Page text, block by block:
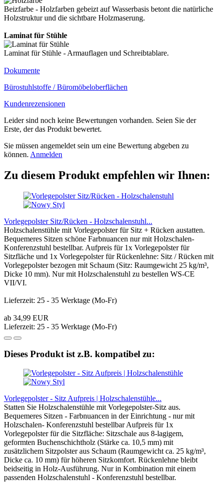
Beizfarbe - Holzfarben gebeizt auf Wasserbasis betont die natürliche
Holzstruktur und die sichtbare Holzmaserung.
Laminat für Stühle
Laminat für Stühle - Armauflagen und Schreibtablare.
Dokumente
Bürostuhlstoffe / Büromöbeloberflächen
Kundenrezensionen
Leider sind noch keine Bewertungen vorhanden. Seien Sie der
Erste, der das Produkt bewertet.
Sie müssen angemeldet sein um eine Bewertung abgeben zu
können. Anmelden
Zu diesem Produkt empfehlen wir Ihnen:
Vorlegepolster Sitz/Rücken - Holzschalenstuhl...
Holzschalenstühle mit Vorlegepolster für Sitz + Rücken austatten.
Bequemeres Sitzen schöne Farbnuancen nur mit Holzschalen-
Konferenzstuhl bestellbar. Aufpreis für 1x Vorlegepolster für
Sitzfläche und 1x Vorlegepolster für Rückenlehne: Sitz / Rücken mit
Vorlegepolster bezogen mit Schaum (Sitz: Raumgewicht 25 kg/m³,
Dicke 10 mm). Nur mit Holzschalenstuhl zu bestellen WS-CE
VII/VI.
Lieferzeit: 25 - 35 Werktage (Mo-Fr)
ab 34,99 EUR
Lieferzeit: 25 - 35 Werktage (Mo-Fr)
Dieses Produkt ist z.B. kompatibel zu:
Vorlegepolster - Sitz Aufpreis | Holzschalenstühle...
Statten Sie Holzschalenstühle mit Vorlegepolster-Sitz aus.
Bequemeres Sitzen - Farbnuancen in der Einrichtung - nur mit
Holzschalen- Konferenzstuhl bestellbar Aufpreis für 1x
Vorlegepolster für die Sitzfläche: Sitzschale aus 8-lagigem,
geformten Buchenschichtholz (Stärke ca. 10,5 mm) mit
zusätzlichem Sitzpolster aus Schaum (Raumgewicht ca. 25 kg/m³,
Dicke ca. 10 mm) für höheren Sitzkomfort. Rückenlehne bleibt
beidseitig in Holz-Ausführung. Nur in Kombination mit einem
passenden Holzschalenstuhl - Konferenzstuhl bestellbar.